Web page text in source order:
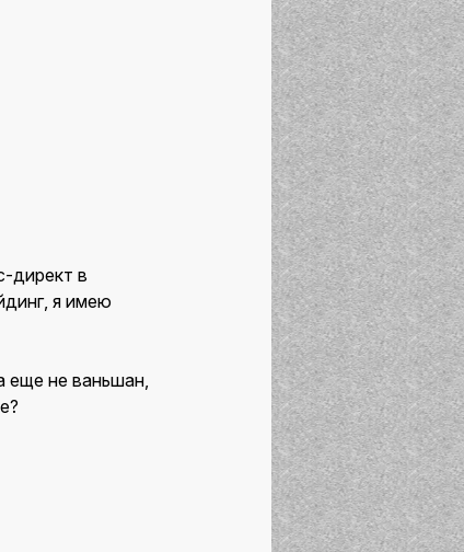
директ в
я имею
еще не ваньшан,